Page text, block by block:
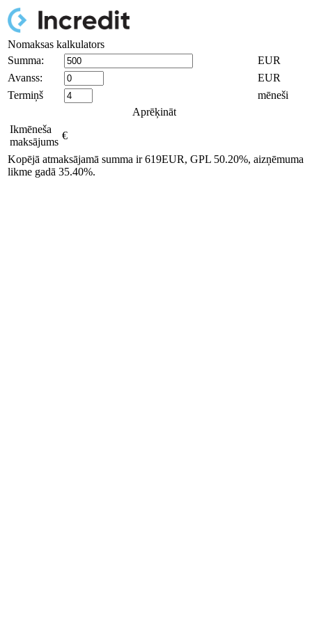
Nomaksas kalkulators
Summa:
EUR
Avanss:
EUR
Termiņš
mēneši
Aprēķināt
Ikmēneša
maksājums
€
Kopējā atmaksājamā summa ir619EUR, GPL 50.20%, aizņēmuma
likme gadā 35.40%.